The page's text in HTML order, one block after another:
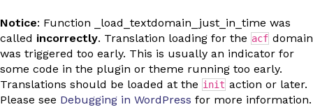
Notice: Function _load_textdomain_just_in_time was
called incorrectly. Translation loading for the acf domain
was triggered too early. This is usually an indicator for
some code in the plugin or theme running too early.
Translations should be loaded at the init action or later.
Please see Debugging in WordPress for more information.